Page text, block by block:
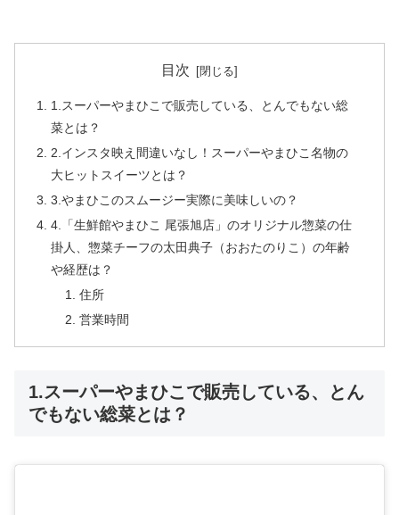
目次
1.スーパーやまひこで販売している、とんでもない総
菜とは？
2.インスタ映え間違いなし！スーパーやまひこ名物の
大ヒットスイーツとは？
3.やまひこのスムージー実際に美味しいの？
4.「生鮮館やまひこ 尾張旭店」のオリジナル惣菜の仕
掛人、惣菜チーフの太田典子（おおたのりこ）の年齢
や経歴は？
住所
営業時間
1.スーパーやまひこで販売している、とん
でもない総菜とは？